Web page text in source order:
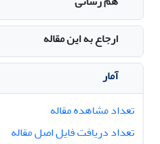
ارجاع به این مقاله
آمار
تعداد مشاهده مقاله
تعداد دریافت فایل اصل مقاله